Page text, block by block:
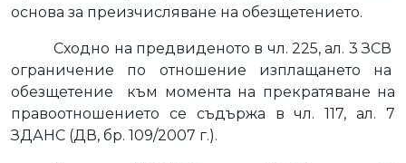
основа за преизчисляване на обезщетението.
Сходно на предвиденото в чл. 225, ал. 3 ЗСВ
ограничение по отношение изплащането на
обезщетение
към момента на прекратяване на
правоотношението се съдържа в чл. 117, ал. 7
ЗДАНС (ДВ, бр. 109/2007 г.).